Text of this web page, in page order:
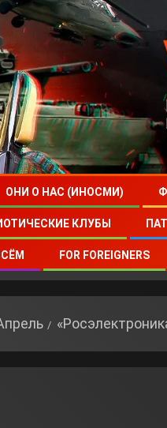
ОНИ О НАС (ИНОСМИ)
КЛУБЫ
FOR FOREIGNERS